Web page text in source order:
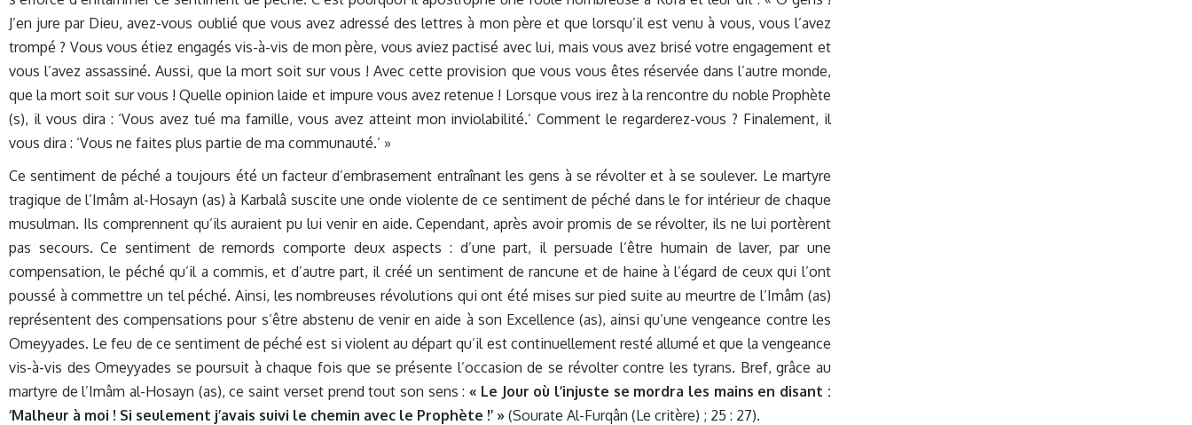
J’en jure par Dieu, avez-vous oublié que vous avez adressé des lettres à mon père et que lorsqu’il est venu à vous, vous l’avez
trompé ? Vous vous étiez engagés vis-à-vis de mon père, vous aviez pactisé avec lui, mais vous avez brisé votre engagement et
vous l’avez assassiné. Aussi, que la mort soit sur vous ! Avec cette provision que vous vous êtes réservée dans l’autre monde,
que la mort soit sur vous ! Quelle opinion laide et impure vous avez retenue ! Lorsque vous irez à la rencontre du noble Prophète
(s), il vous dira : ‘Vous avez tué ma famille, vous avez atteint mon inviolabilité.’ Comment le regarderez-vous ? Finalement, il
vous dira : ‘Vous ne faites plus partie de ma communauté.’ »
Ce sentiment de péché a toujours été un facteur d’embrasement entraînant les gens à se révolter et à se soulever. Le martyre
tragique de l’Imâm al-Hosayn (as) à Karbalâ suscite une onde violente de ce sentiment de péché dans le for intérieur de chaque
musulman. Ils comprennent qu’ils auraient pu lui venir en aide. Cependant, après avoir promis de se révolter, ils ne lui portèrent
pas secours. Ce sentiment de remords comporte deux aspects : d’une part, il persuade l’être humain de laver, par une
compensation, le péché qu’il a commis, et d’autre part, il créé un sentiment de rancune et de haine à l’égard de ceux qui l’ont
poussé à commettre un tel péché. Ainsi, les nombreuses révolutions qui ont été mises sur pied suite au meurtre de l’Imâm (as)
représentent des compensations pour s’être abstenu de venir en aide à son Excellence (as), ainsi qu’une vengeance contre les
Omeyyades. Le feu de ce sentiment de péché est si violent au départ qu’il est continuellement resté allumé et que la vengeance
vis-à-vis des Omeyyades se poursuit à chaque fois que se présente l’occasion de se révolter contre les tyrans. Bref, grâce au
martyre de l’Imâm al-Hosayn (as), ce saint verset prend tout son sens :« Le Jour où l’injuste se mordra les mains en disant :
‘Malheur à moi ! Si seulement j’avais suivi le chemin avec le Prophète !’ » (Sourate Al-Furqân (Le critère) ; 25 : 27).